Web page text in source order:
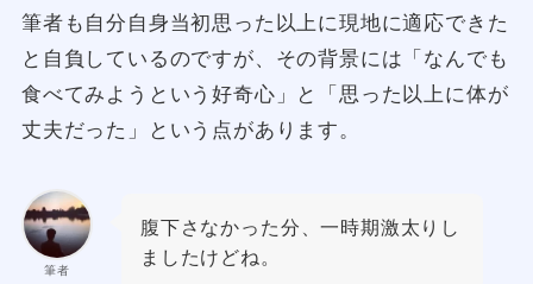
筆者も自分自身当初思った以上に現地に適応できた
と自負しているのですが、その背景には「なんでも
食べてみようという好奇心」と「思った以上に体が
丈夫だった」という点があります。
筆者
腹下さなかった分、一時期激太りし
ましたけどね。